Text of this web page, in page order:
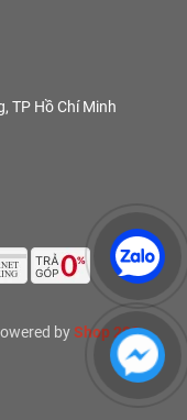
TP Hồ Chí Minh
byShop 299